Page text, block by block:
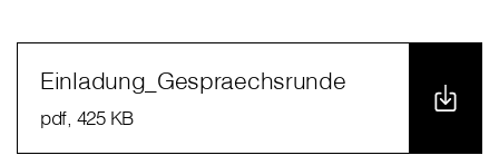
Einladung_Gespraechsrunde
pdf, 425 KB